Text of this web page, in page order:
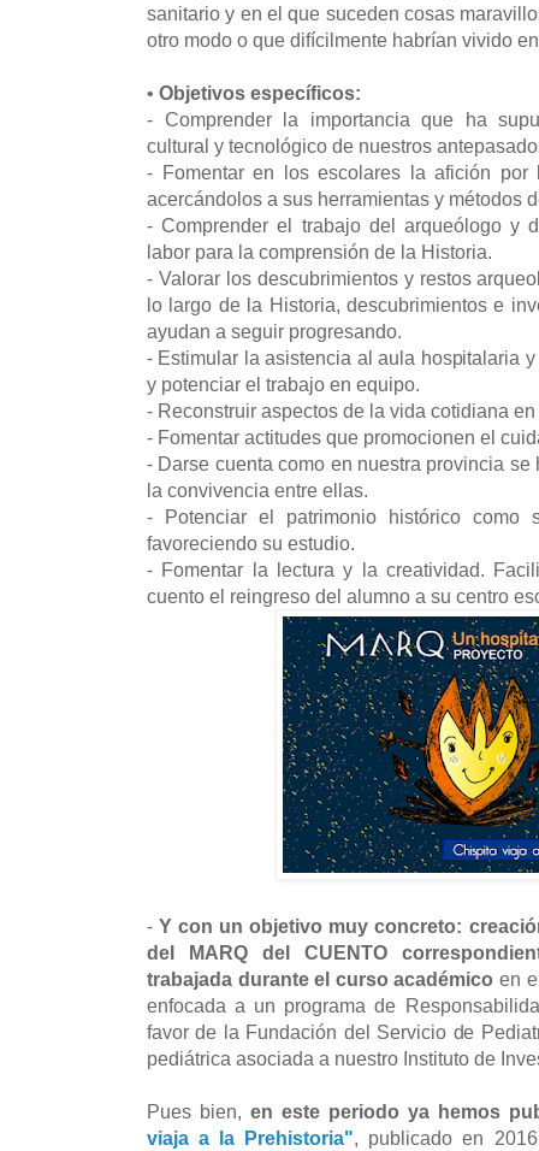
sanitario y en el que suceden cosas
otro modo o que difícilmente habrían vivido
• Objetivos específicos:
- Comprender la importancia que ha
cultural y tecnológico de nuestros
- Fomentar en los escolares la afición
acercándolos a sus herramientas y métodos
- Comprender el trabajo del arqueólogo y
labor para la comprensión de la Historia.
- Valorar los descubrimientos y restos
lo largo de la Historia, descubrimientos e
ayudan a seguir progresando.
- Estimular la asistencia al aula hospitalaria
y potenciar el trabajo en equipo.
- Reconstruir aspectos de la vida cotidiana
- Fomentar actitudes que promocionen el
- Darse cuenta como en nuestra provincia
la convivencia entre ellas.
- Potenciar el patrimonio histórico como
favoreciendo su estudio.
- Fomentar la lectura y la creatividad.
cuento el reingreso del alumno a su centro
-Y con un objetivo muy concreto:
del MARQ del CUENTO
trabajada durante el curso académico en
enfocada a un programa de
favor de la Fundación del Servicio de
pediátrica asociada a nuestro Instituto de
Pues bien, en este periodo ya hemos
viaja a la Prehistoria", publicado en